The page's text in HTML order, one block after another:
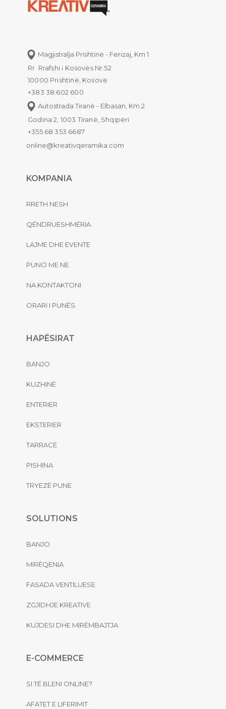
Magjistralja Prishtinë - Ferizaj, Km 1
Rr. Rrafshi i Kosovës Nr.52
10000 Prishtinë, Kosovë
+383 38 602 600
Autostrada Tiranë - Elbasan, Km 2
Godina 2, 1003 Tiranë, Shqipëri
+355 68 353 6687
online@kreativqeramika.com
KOMPANIA
RRETH NESH
QËNDRUESHMËRIA
LAJME DHE EVENTE
PUNO ME NE
NA KONTAKTONI
ORARI I PUNËS
HAPËSIRAT
BANJO
KUZHINË
ENTERIER
EKSTERIER
TARRACË
PISHINA
TRYEZË PUNE
SOLUTIONS
BANJO
MIRËQENIA
FASADA VENTILUESE
ZGJIDHJE KREATIVE
KUJDESI DHE MIRËMBAJTJA
E-COMMERCE
SI TË BLENI ONLINE?
AFATET E LIFERIMIT